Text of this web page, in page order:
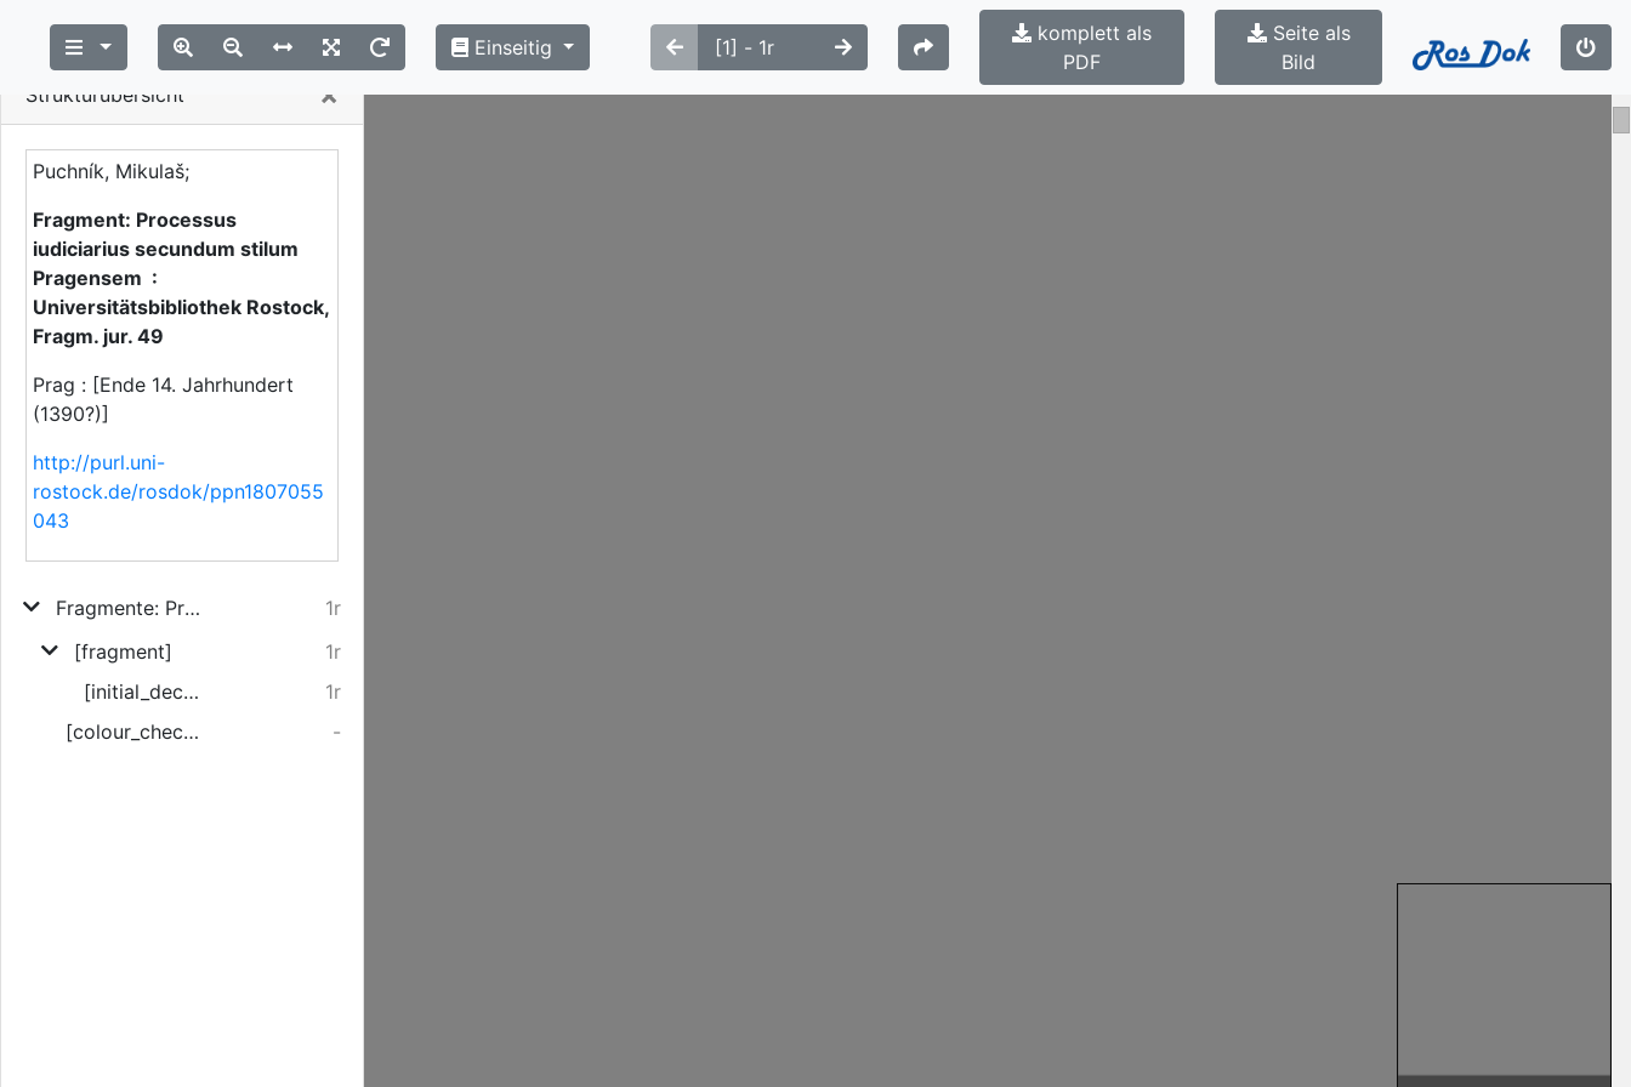
Strukturübersicht × Close
Puchník, Mikulaš;
Fragment: Processus
iudiciarius secundum stilum
Pragensem :
Universitätsbibliothek Rostock,
Fragm. jur. 49
Prag : [Ende 14. Jahrhundert
(1390?)]
http://purl.uni-
rostock.de/rosdok/ppn1807055
043
Fragmente: Processus iudiciarius secundum stilum Pragensem
1r
[fragment]
1r
[initial_decoration]
1r
[colour_checker]
-
Einseitig
komplett als
PDF
Seite als
Bild